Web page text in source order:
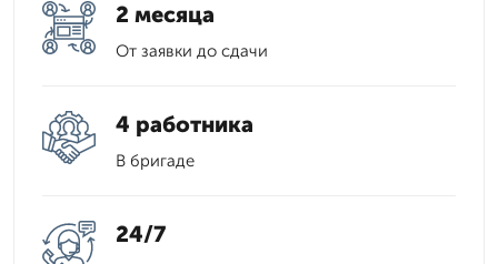
2 месяца
От заявки до сдачи
4 работника
В бригаде
24/7